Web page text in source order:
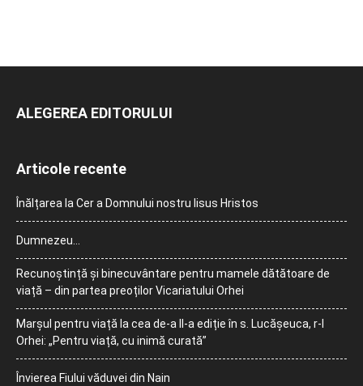
ALEGEREA EDITORULUI
Articole recente
Înălțarea la Cer a Domnului nostru Iisus Hristos
Dumnezeu…
Recunoștință și binecuvântare pentru mamele dătătoare de
viață – din partea preoților Vicariatului Orhei
Marșul pentru viață la cea de-a II-a ediție în s. Lucășeuca, r-l
Orhei: „Pentru viață, cu inimă curată”
Învierea Fiului văduvei din Nain